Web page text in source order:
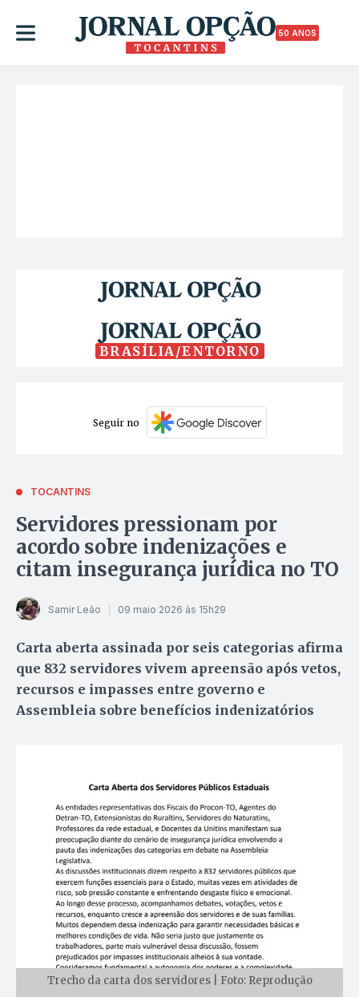
50 ANOS
BRASÍLIA/ENTORNO
Seguir no
TOCANTINS
Servidores pressionam por
acordo sobre indenizações e
citam insegurança jurídica no TO
Samir Leão 09 maio 2026 às 15h29
Carta aberta assinada por seis categorias afirma
que 832 servidores vivem apreensão após vetos,
recursos e impasses entre governo e
Assembleia sobre benefícios indenizatórios
Trecho da carta dos servidores | Foto: Reprodução